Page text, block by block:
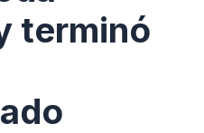
terminó